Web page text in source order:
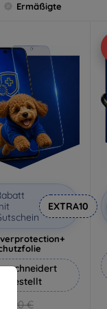
Ermäßigte
EXTRA10
18,90 €